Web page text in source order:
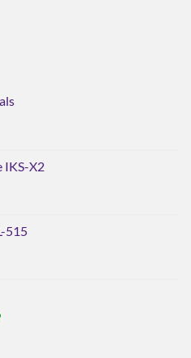
IKS-X2
515
Le